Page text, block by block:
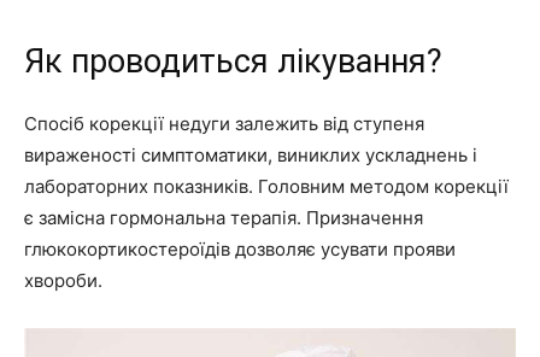
Як проводиться лікування?
Спосіб корекції недуги залежить від ступеня
вираженості симптоматики, виниклих ускладнень і
лабораторних показників. Головним методом корекції
є замісна гормональна терапія. Призначення
глюкокортикостероїдів дозволяє усувати прояви
хвороби.